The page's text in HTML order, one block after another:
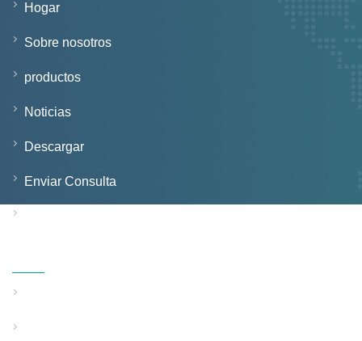
Hogar
Sobre nosotros
productos
Noticias
Descargar
Enviar Consulta